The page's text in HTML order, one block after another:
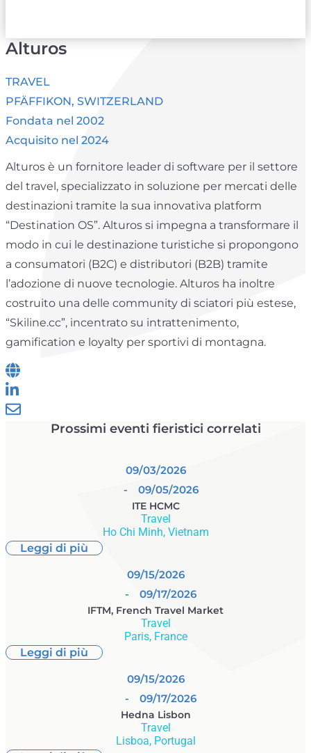
Alturos
TRAVEL
PFÄFFIKON, SWITZERLAND
Fondata nel 2002
Acquisito nel 2024
Alturos è un fornitore leader di software per il settore
del travel, specializzato in soluzione per mercati delle
destinazioni tramite la sua innovativa platform
“Destination OS”. Alturos si impegna a transformare il
modo in cui le destinazione turistiche si propongono
a consumatori (B2C) e distributori (B2B) tramite
l’adozione di nuove tecnologie. Alturos ha inoltre
costruito una delle community di sciatori più estese,
“Skiline.cc”, incentrato su intrattenimento,
gamification e loyalty per sportivi di montagna.
Prossimi eventi fieristici correlati
09/03/2026
- 09/05/2026
ITE HCMC
Travel
Ho Chi Minh, Vietnam
Leggi di più
09/15/2026
- 09/17/2026
IFTM, French Travel Market
Travel
Paris, France
Leggi di più
09/15/2026
- 09/17/2026
Hedna Lisbon
Travel
Lisboa, Portugal